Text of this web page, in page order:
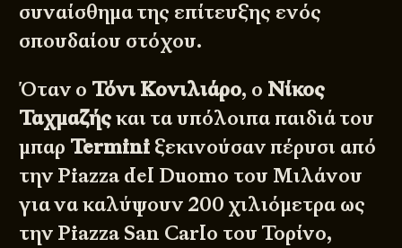
συναίσθημα της επίτευξης ενός
σπουδαίου στόχου.
Όταν ο Τόνι Κονιλιάρο, ο Νίκος
Ταχμαζήςκαι τα υπόλοιπα παιδιά του
μπαρ Termini ξεκινούσαν πέρυσι από
την Piazza del Duomo του Μιλάνου
για να καλύψουν 200 χιλιόμετρα ως
την Piazza San Carlo του Τορίνο,